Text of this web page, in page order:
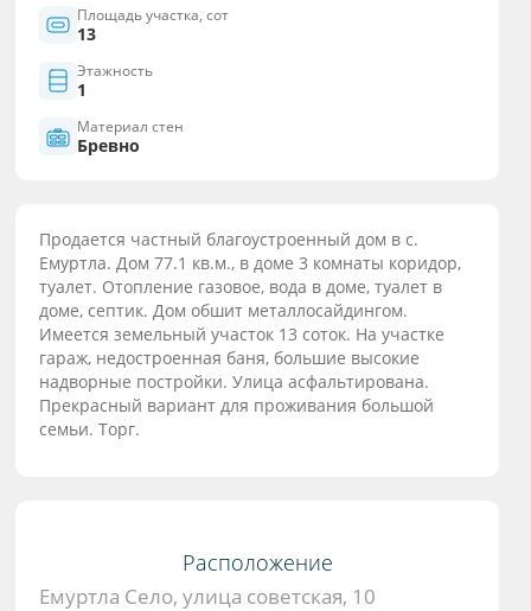
Площадь участка, сот
13
Этажность
1
Материал стен
Бревно
Продается частный благоустроенный дом в с.
Емуртла. Дом 77.1 кв.м., в доме 3 комнаты коридор,
туалет. Отопление газовое, вода в доме, туалет в
доме, септик. Дом обшит металлосайдингом.
Имеется земельный участок 13 соток. На участке
гараж, недостроенная баня, большие высокие
надворные постройки. Улица асфальтирована.
Прекрасный вариант для проживания большой
семьи. Торг.
Расположение
Емуртла Село, улица советская, 10